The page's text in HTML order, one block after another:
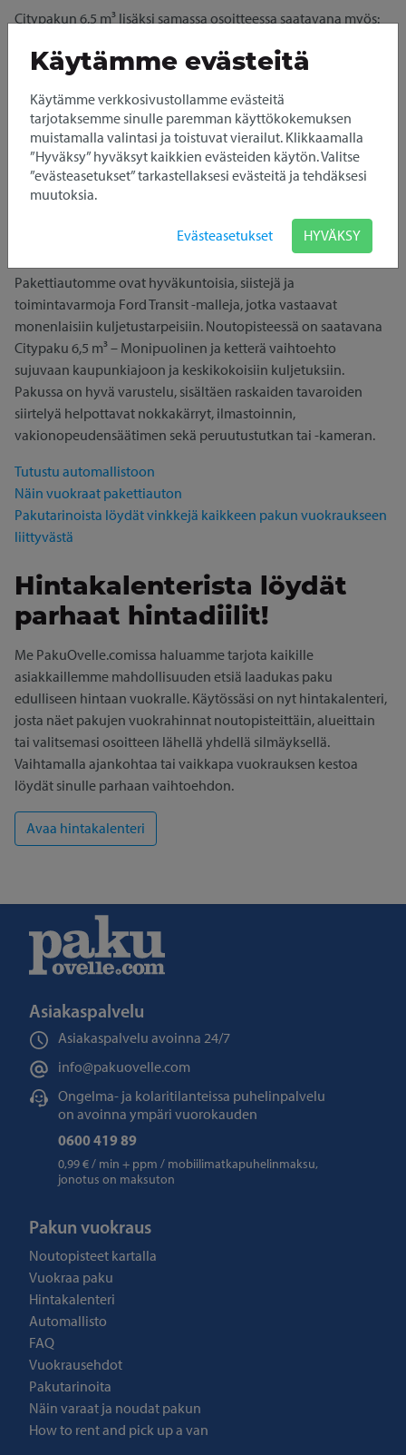
Citypakun 6,5 m³ lisäksi samassa osoitteessa saatavana myös:
Avaa HSL:n reittiopas
Pakettiauton vuokraus
Vantaan
Osmankäämentiestä
Autojen nouto ja palautus tapahtuu itsepalveluna
älypuhelimella, pakettiautot saatavana 24/7.
Pakettiautomme ovat hyväkuntoisia, siistejä ja
toimintavarmoja Ford Transit -malleja, jotka vastaavat
monenlaisiin kuljetustarpeisiin. Noutopisteessä on saatavana
Citypaku 6,5 m³ – Monipuolinen ja ketterä vaihtoehto
sujuvaan kaupunkiajoon ja keskikokoisiin kuljetuksiin.
Pakussa on hyvä varustelu, sisältäen raskaiden tavaroiden
siirtelyä helpottavat nokkakärryt, ilmastoinnin,
vakionopeudensäätimen sekä peruutustutkan tai -kameran.
Tutustu automallistoon
Näin vuokraat pakettiauton
Pakutarinoista löydät vinkkejä kaikkeen pakun vuokraukseen
liittyvästä
Hintakalenterista löydät
parhaat hintadiilit!
Me PakuOvelle.comissa haluamme tarjota kaikille
asiakkaillemme mahdollisuuden etsiä laadukas paku
edulliseen hintaan vuokralle. Käytössäsi on nyt hintakalenteri,
josta näet pakujen vuokrahinnat noutopisteittäin, alueittain
tai valitsemasi osoitteen lähellä yhdellä silmäyksellä.
Vaihtamalla ajankohtaa tai vaikkapa vuokrauksen kestoa
löydät sinulle parhaan vaihtoehdon.
Asiakaspalvelu
Asiakaspalvelu avoinna 24/7
info@pakuovelle.com
Ongelma- ja kolaritilanteissa puhelinpalvelu
on avoinna ympäri vuorokauden
0600 419 89
0,99 € / min + ppm / mobiilimatkapuhelinmaksu,
jonotus on maksuton
Pakun vuokraus
Noutopisteet kartalla
Vuokraa paku
Hintakalenteri
Automallisto
FAQ
Vuokrausehdot
Pakutarinoita
Näin varaat ja noudat pakun
How to rent and pick up a van
Käytämme evästeitä
Käytämme verkkosivustollamme evästeitä
tarjotaksemme sinulle paremman käyttökokemuksen
muistamalla valintasi ja toistuvat vierailut. Klikkaamalla
”Hyväksy” hyväksyt kaikkien evästeiden käytön. Valitse
”evästeasetukset” tarkastellaksesi evästeitä ja tehdäksesi
muutoksia.
Evästeasetukset HYVÄKSY